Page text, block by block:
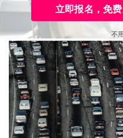
立即报名，免
不